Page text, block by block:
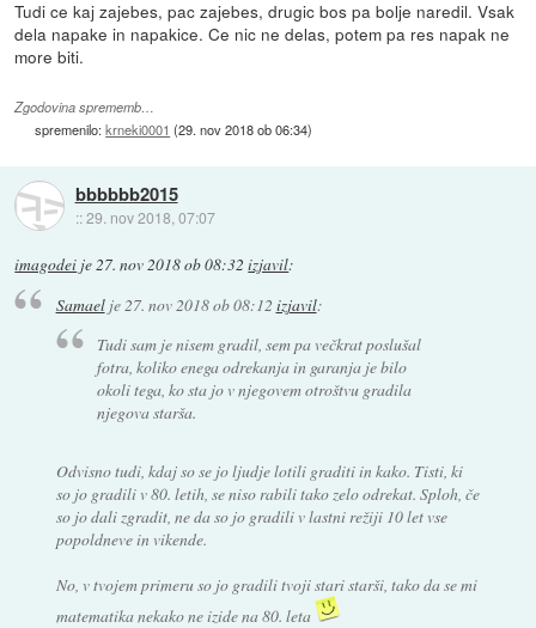
Tudi ce kaj zajebes, pac zajebes, drugic bos pa bolje naredil. Vsak
dela napake in napakice. Ce nic ne delas, potem pa res napak ne
more biti.
Zgodovina sprememb…
spremenilo:krneki0001 (29. nov 2018 ob 06:34)
bbbbbb2015
::29. nov 2018, 07:07
imagodei je27. nov 2018 ob 08:32 izjavil:
Samaelje27. nov 2018 ob 08:12 izjavil:
Tudi sam je nisem gradil, sem pa večkrat poslušal
fotra, koliko enega odrekanja in garanja je bilo
okoli tega, ko sta jo v njegovem otroštvu gradila
njegova starša.
Odvisno tudi, kdaj so se jo ljudje lotili graditi in kako. Tisti, ki
so jo gradili v 80. letih, se niso rabili tako zelo odrekat. Sploh, če
so jo dali zgradit, ne da so jo gradili v lastni režiji 10 let vse
popoldneve in vikende.
No, v tvojem primeru so jo gradili tvoji stari starši, tako da se mi
matematika nekako ne izide na 80. leta